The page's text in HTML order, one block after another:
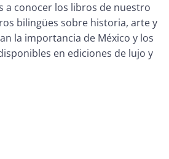
a conocer los libros de nuestro
bilingües sobre historia, arte y
la importancia de México y los
en ediciones de lujo y